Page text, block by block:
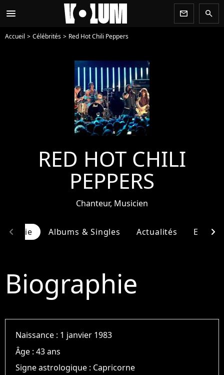
menu newsletter search
Accueil Célébrités Red Hot Chili Peppers
RED HOT CHILI
PEPPERS
Chanteur, Musicien
Albums & Singles Actualités
chevron_left chevron_right
Biographie
Naissance : 1 janvier 1983
Âge :43 ans
Signe astrologique : Capricorne